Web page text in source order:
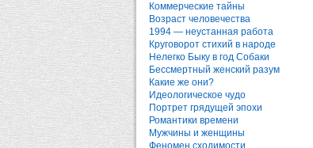
Коммерческие тайны
Возраст человечества
1994 — неустанная работа
Круговорот стихий в народе
Нелегко Быку в год Собаки
Бессмертный женский разум
Какие же они?
Идеологическое чудо
Портрет грядущей эпохи
Романтики времени
Мужчины и женщины
Феномен сходимости